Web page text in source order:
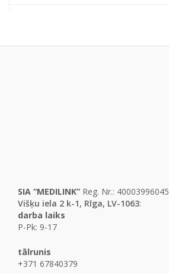
SIA “MEDILINK” Reg. Nr.: 40003996045
Višķu iela 2 k-1, Rīga, LV-1063:
darba laiks
P-Pk: 9-17
tālrunis
+371 67840379